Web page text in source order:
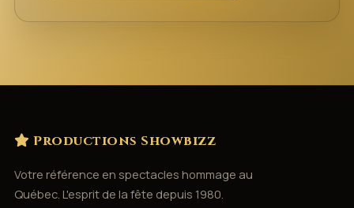
Productions Showbizz
Votre référence en spectacles hommage au
Québec. L'esprit de la fête depuis 1980.